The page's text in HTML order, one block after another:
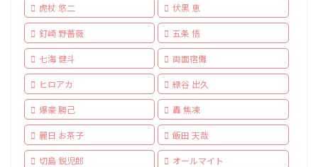
虎杖 悠二 伏黒 恵
釘崎 野薔薇 五条 悟
七海 健斗 両面宿儺
ヒロアカ 緑谷 出久
爆豪 勝己 轟 焦凍
麗日 お茶子 飯田 天哉
切島 鋭児郎 オールマイト